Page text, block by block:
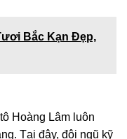
Bắc Kạn Đẹp,
Hoàng Lâm luôn
Tại đây, đội ngũ kỹ